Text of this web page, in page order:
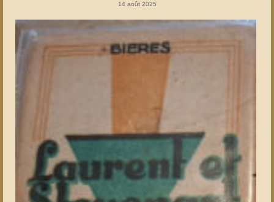
14 août 2025